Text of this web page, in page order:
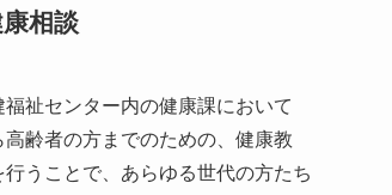
相談
福祉センター内の健康課において
齢者の方までのための、健康教
うことで、あらゆる世代の方たち